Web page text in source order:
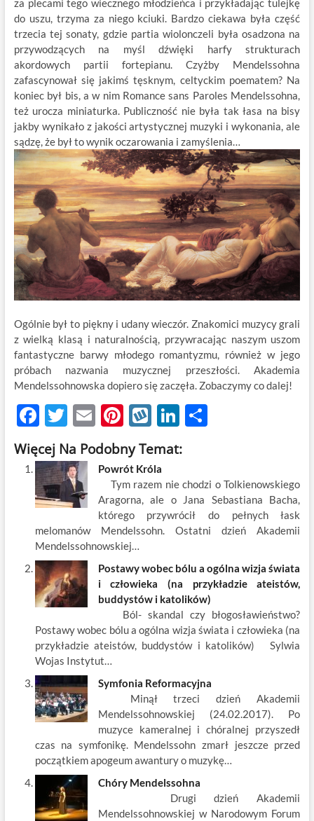
za plecami tego wiecznego młodzieńca i przykładając tulejkę
do uszu, trzyma za niego kciuki. Bardzo ciekawa była część
trzecia tej sonaty, gdzie partia wiolonczeli była osadzona na
przywodzących na myśl dźwięki harfy strukturach
akordowych partii fortepianu. Czyżby Mendelssohna
zafascynował się jakimś tęsknym, celtyckim poematem? Na
koniec był bis, a w nim Romance sans Paroles Mendelssohna,
też urocza miniaturka. Publiczność nie była tak łasa na bisy
jakby wynikało z jakości artystycznej muzyki i wykonania, ale
sądzę, że był to wynik oczarowania i zamyślenia…
Ogólnie był to piękny i udany wieczór. Znakomici muzycy grali
z wielką klasą i naturalnością, przywracając naszym uszom
fantastyczne barwy młodego romantyzmu, również w jego
próbach nazwania muzycznej przeszłości. Akademia
Mendelssohnowska dopiero się zaczęła. Zobaczymy co dalej!
F
ac
e
b
o
o
k
T
w
itt
er
E
m
ail
Pi
nt
er
es
t
W
k
o
p
Li
k
e
dI
n
S
e
Więcej Na Podobny Temat:
Powrót Króla
Tym razem nie chodzi o Tolkienowskiego
Aragorna, ale o Jana Sebastiana Bacha,
którego przywrócił do pełnych łask
melomanów Mendelssohn. Ostatni dzień Akademii
Mendelssohnowskiej…
Postawy wobec bólu a ogólna wizja świata
i człowieka (na przykładzie ateistów,
buddystów i katolików)
Ból- skandal czy błogosławieństwo?
Postawy wobec bólu a ogólna wizja świata i człowieka (na
przykładzie ateistów, buddystów i katolików) Sylwia
Wojas Instytut…
Symfonia Reformacyjna
Minął trzeci dzień Akademii
Mendelssohnowskiej (24.02.2017). Po
muzyce kameralnej i chóralnej przyszedł
czas na symfonikę. Mendelssohn zmarł jeszcze przed
początkiem apogeum awantury o muzykę…
Chóry Mendelssohna
Drugi dzień Akademii
Mendelssohnowskiej w Narodowym Forum